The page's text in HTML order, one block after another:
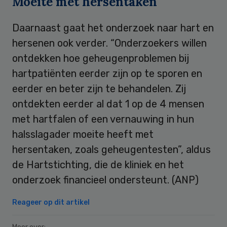
Daarnaast gaat het onderzoek naar hart en
hersenen ook verder. “Onderzoekers willen
ontdekken hoe geheugenproblemen bij
hartpatiënten eerder zijn op te sporen en
eerder en beter zijn te behandelen. Zij
ontdekten eerder al dat 1 op de 4 mensen
met hartfalen of een vernauwing in hun
halsslagader moeite heeft met
hersentaken, zoals geheugentesten”, aldus
de Hartstichting, die de kliniek en het
onderzoek financieel ondersteunt. (ANP)
Reageer op dit artikel